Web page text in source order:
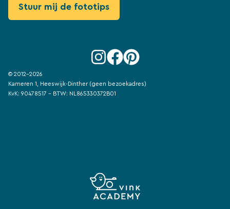
© 2012-2026
Kameren 1, Heeswijk-Dinther (geen bezoekadres)
KvK: 90478517 - BTW: NL865330372B01